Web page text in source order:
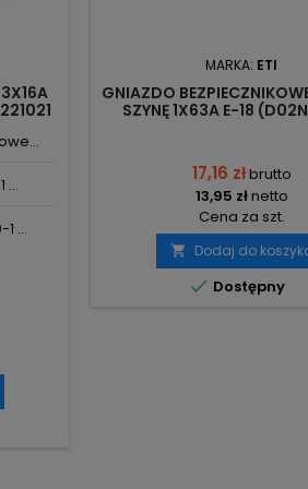
...
...
MARKA: ETI
GNIAZDO
SZYNĘ 1X63A E-18
17,16 złbrutto
13,95 złnetto
Cena za szt.
 Dodaj do
 Dostępny